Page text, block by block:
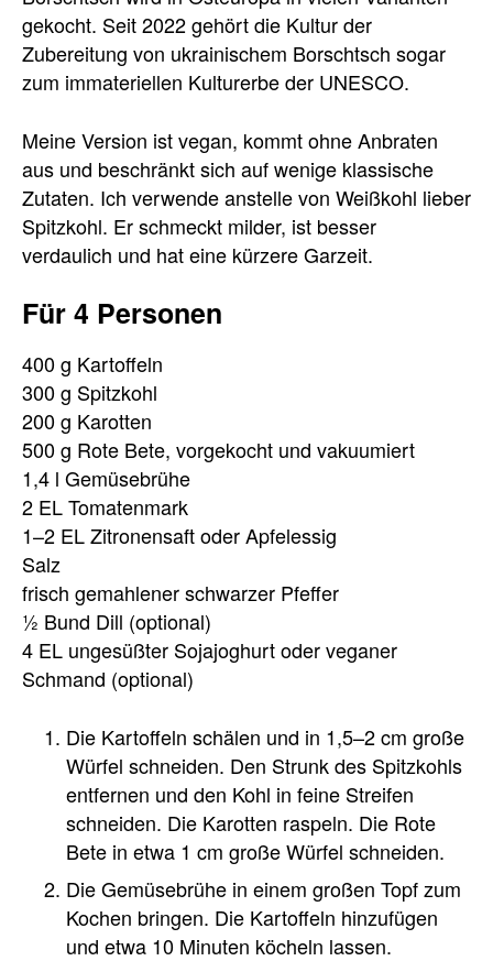
gekocht. Seit 2022 gehört die Kultur der
Zubereitung von ukrainischem Borschtsch sogar
zum immateriellen Kulturerbe der UNESCO.
Meine Version ist vegan, kommt ohne Anbraten
aus und beschränkt sich auf wenige klassische
Zutaten. Ich verwende anstelle von Weißkohl lieber
Spitzkohl. Er schmeckt milder, ist besser
verdaulich und hat eine kürzere Garzeit.
Für 4 Personen
400 g Kartoffeln
300 g Spitzkohl
200 g Karotten
500 g Rote Bete, vorgekocht und vakuumiert
1,4 l Gemüsebrühe
2 EL Tomatenmark
1–2 EL Zitronensaft oder Apfelessig
Salz
frisch gemahlener schwarzer Pfeffer
½ Bund Dill (optional)
4 EL ungesüßter Sojajoghurt oder veganer
Schmand (optional)
Die Kartoffeln schälen und in 1,5–2 cm große
Würfel schneiden. Den Strunk des Spitzkohls
entfernen und den Kohl in feine Streifen
schneiden. Die Karotten raspeln. Die Rote
Bete in etwa 1 cm große Würfel schneiden.
Die Gemüsebrühe in einem großen Topf zum
Kochen bringen. Die Kartoffeln hinzufügen
und etwa 10 Minuten köcheln lassen.